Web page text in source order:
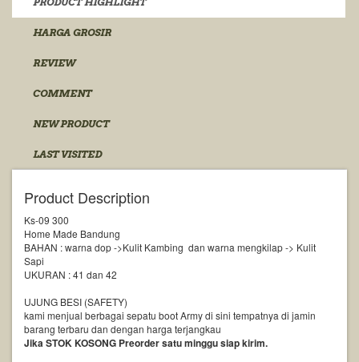
HARGA GROSIR
REVIEW
COMMENT
NEW PRODUCT
LAST VISITED
Product Description
Ks-09 300
Home Made Bandung
BAHAN : warna dop ->Kulit Kambing dan warna mengkilap -> Kulit
Sapi
UKURAN : 41 dan 42
UJUNG BESI (SAFETY)
kami menjual berbagai sepatu boot Army di sini tempatnya di jamin
barang terbaru dan dengan harga terjangkau
Jika STOK KOSONG Preorder satu minggu siap kirim.